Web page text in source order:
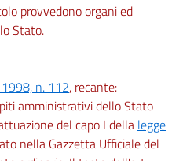
provvedono organi ed
Stato.
n. 112, recante:
amministrativi dello Stato
del capo I della legge
nella Gazzetta Ufficiale del